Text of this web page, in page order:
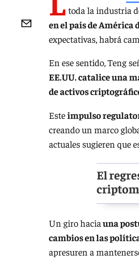
toda la industria
en el país de
expectativas, habrá
En ese sentido, Teng
EE.UU. catalice una
de activos
Esteimpulso
creando un marco
actuales sugieren que
El
Un giro haciauna
cambios en las
apresuren a